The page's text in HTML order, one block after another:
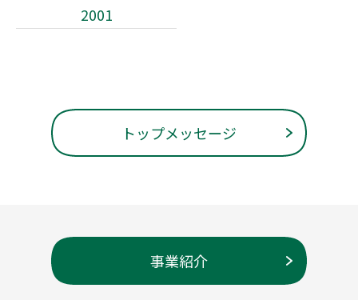
2001
トップメッセージ
事業紹介